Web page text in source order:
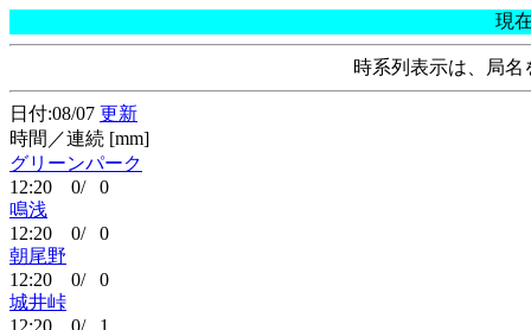
現
時系列表示は、局
日付:08/07 更新
時間／連続 [mm]
グリーンパーク
12:20 0/ 0
鳴浅
12:20 0/ 0
朝尾野
12:20 0/ 0
城井峠
12:20 0/ 1